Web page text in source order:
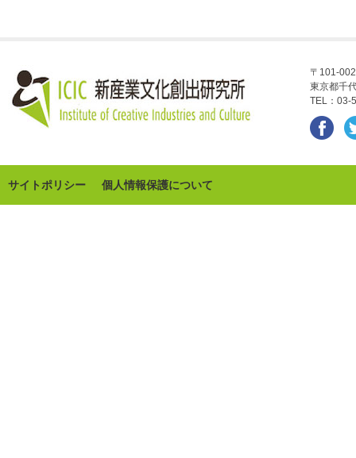
〒101-
東京都千
TEL：
サイトポリシー 個人情報保護について